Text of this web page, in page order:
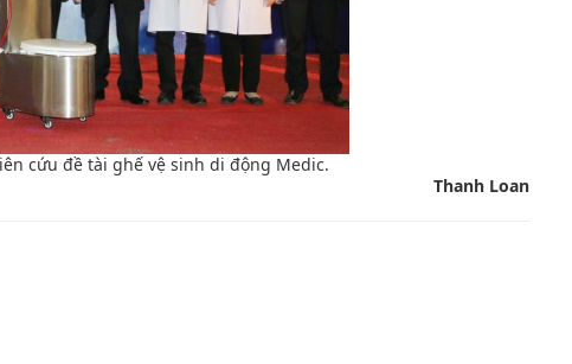
cứu đề tài ghế vệ sinh di động Medic.
Thanh Loan